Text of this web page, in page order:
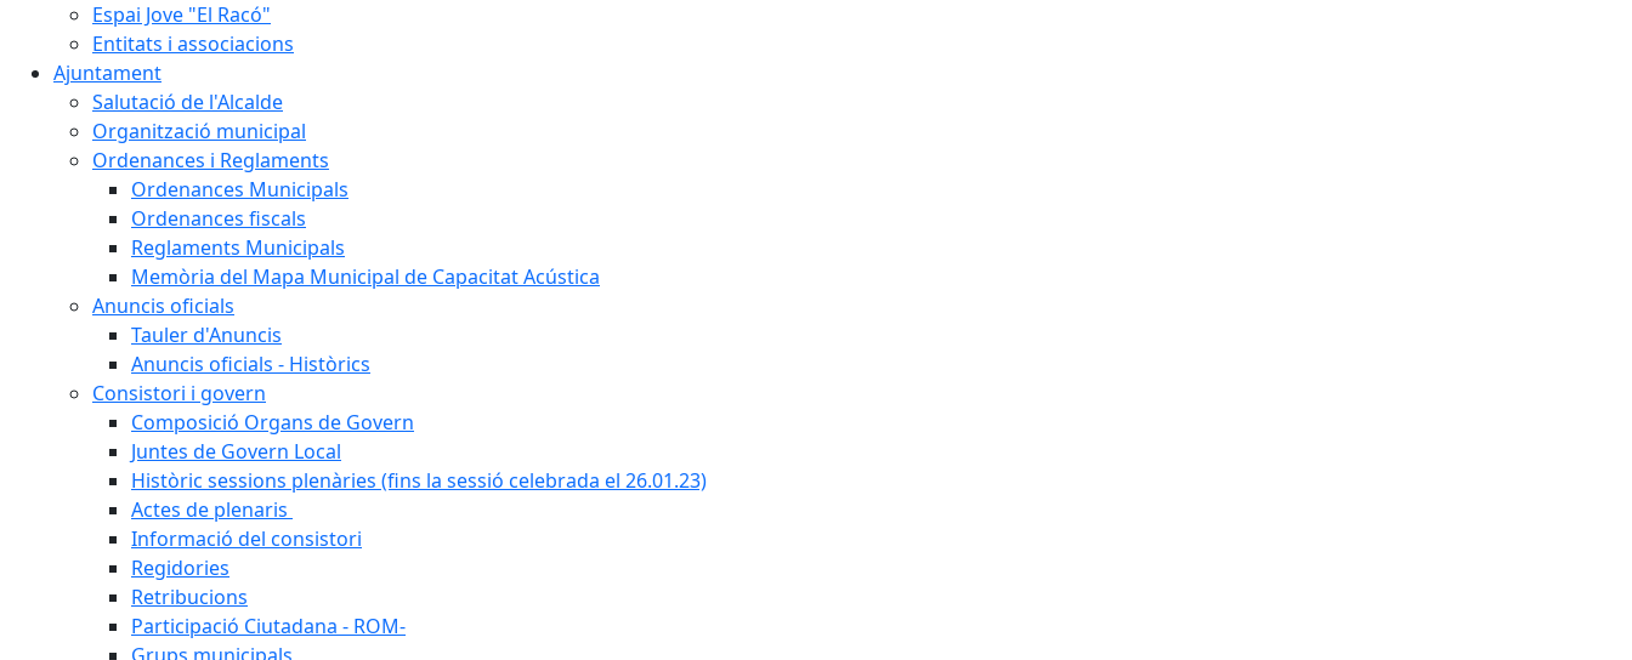
Espai Jove "El Racó"
Entitats i associacions
Ajuntament
Salutació de l'Alcalde
Organització municipal
Ordenances i Reglaments
Ordenances Municipals
Ordenances fiscals
Reglaments Municipals
Memòria del Mapa Municipal de Capacitat Acústica
Anuncis oficials
Tauler d'Anuncis
Anuncis oficials - Històrics
Consistori i govern
Composició Organs de Govern
Juntes de Govern Local
Històric sessions plenàries (fins la sessió celebrada el 26.01.23)
Actes de plenaris
Informació del consistori
Regidories
Retribucions
Participació Ciutadana - ROM-